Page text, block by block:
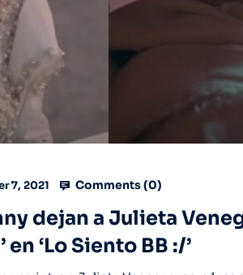
7, 2021 Comments (0)
dejan a Julieta
‘Lo Siento BB :/’